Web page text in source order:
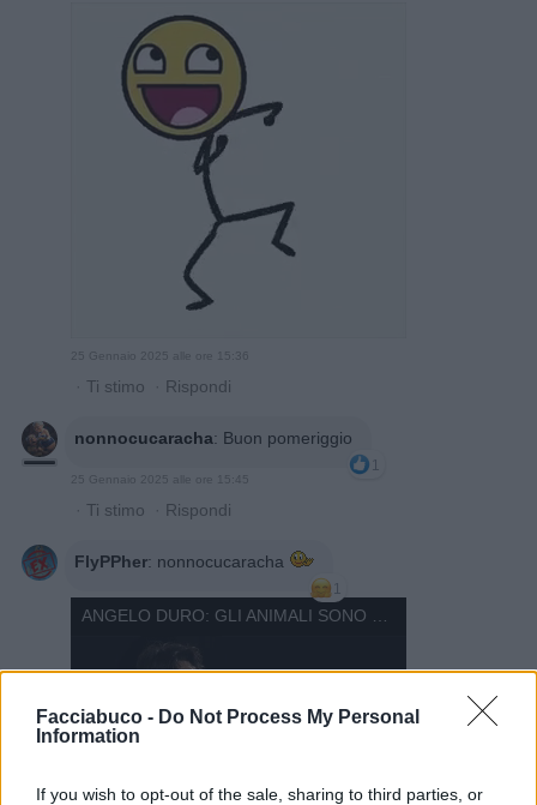
Facciabuco - Do Not Process My Personal
Information
If you wish to opt-out of the sale, sharing to third parties, or
25 Gennaio 2025 alle ore 15:36
· Ti stimo · Rispondi
nonnocucaracha: Buon pomeriggio
1
25 Gennaio 2025 alle ore 15:45
· Ti stimo · Rispondi
FlyPPher: nonnocucaracha
1
ANGELO DURO: GLI ANIMALI SONO STUPIDI.